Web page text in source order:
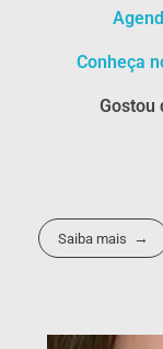
Conheça
Gostou
Saiba mais